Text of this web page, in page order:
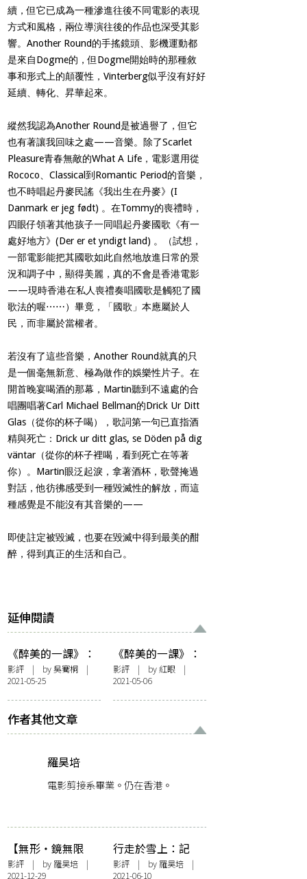
續，但它已成為一種滲進往後不同電影的表現
方式和風格，兩位導演往後的作品也深受其影
響。Another Round的手搖鏡頭、影機運動都
是來自Dogme的，但Dogme開始時的那種敘
事和形式上的顛覆性，Vinterberg似乎沒有好好
延續、轉化、昇華起來。
縱然我認為Another Round是被過譽了，但它
也有著讓我回味之處——音樂。除了Scarlet
Pleasure青春無敵的What A Life ，電影選用從
Rococo 、Classical到 Romantic Period的音樂，
也不時唱起丹麥民謠《我出生在丹麥》(I
Danmark er jeg født) 。在Tommy的喪禮時，
四眼仔領著其他孩子一同唱起丹麥國歌《有一
處好地方》(Der er et yndigt land) 。（試想，
一部電影能把其國歌如此自然地放進日常的景
況和調子中，顯得美麗，真的不會是香港電影
——現時香港在私人喪禮奏唱國歌是觸犯了國
歌法的喔⋯⋯）畢竟，「國歌」本應屬於人
民，而非屬於當權者。
若沒有了這些音樂，Another Round就真的只
是一個毫無新意、極為做作的娛樂性片子。在
開首晚宴喝酒的那幕， Martin聽到不遠處的合
唱團唱著Carl Michael Bellman的Drick Ur Ditt
Glas （從你的杯子喝），歌詞第一句已直指酒
精與死亡： Drick ur ditt glas, se Döden på dig
väntar （從你的杯子裡喝，看到死亡在等著
你）。 Martin眼泛起淚，拿著酒杯，歌聲掩過
對話，他彷彿感受到一種毀滅性的解放，而這
種感覺是不能沒有其音樂的——
即使註定被毀滅，也要在毀滅中得到最美的酣
醉，得到真正的生活和自己。
延伸閱讀
《醉美的一課》：
重新活一次
影評 | by 吳騫桐 |
2021-05-25
《醉美的一課》：
人生失意，不如飲
多 Round
影評| by紅眼|
2021-05-06
作者其他文章
羅昊培
電影剪接系畢業。仍在香港。
【無形・鏡無限
M(irror)+】橢圓狀
影評 | by 羅昊培 |
2021-12-29
行走於雪上：記
《大象席地而坐》
影評| by 羅昊培|
2021-06-10